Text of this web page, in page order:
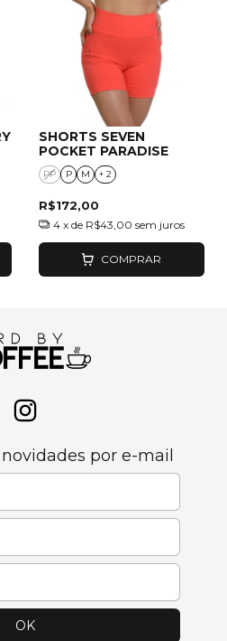
SHORTS SEVEN
POCKET PARADISE
PP P M + 2
R$172,00
4 x de R$43,00 sem juros
COMPRAR
por e-mail